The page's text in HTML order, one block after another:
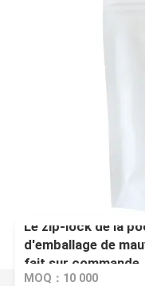
Le zip-lock de la
d'emballage de
fait sur commande
MOQ：10 000